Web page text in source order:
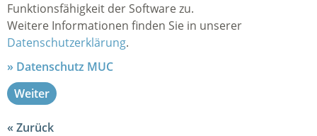
Funktionsfähigkeit der Software zu.
Weitere Informationen finden Sie in unserer
Datenschutzerklärung.
Datenschutz MUC
Weiter
Zurück